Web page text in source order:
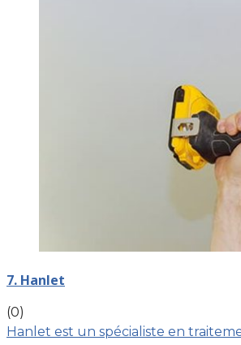
7. Hanlet
(0)
Hanlet est un spécialiste en